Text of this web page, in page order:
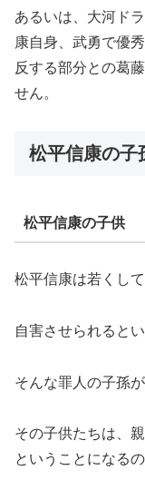
あるいは、大河ド
康自身、武勇で優
反する部分との葛
せん。
松平信康の子
松平信康の子供
松平信康は若くし
自害させられると
そんな罪人の子孫
その子供たちは、
ということになる